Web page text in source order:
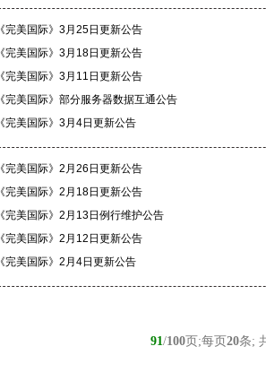
《完美国际》3月25日更新公告
《完美国际》3月18日更新公告
《完美国际》3月11日更新公告
《完美国际》部分服务器数据互通公告
《完美国际》3月4日更新公告
《完美国际》2月26日更新公告
《完美国际》2月18日更新公告
《完美国际》2月13日例行维护公告
《完美国际》2月12日更新公告
《完美国际》2月4日更新公告
91/100页;每页 20条;